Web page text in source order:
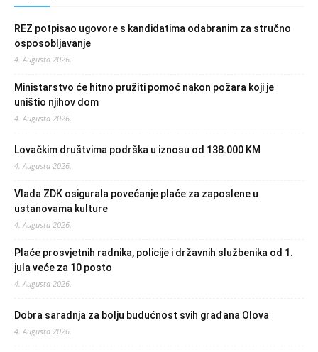
REZ potpisao ugovore s kandidatima odabranim za stručno
osposobljavanje
4. Augusta 2026.
Ministarstvo će hitno pružiti pomoć nakon požara koji je
uništio njihov dom
4. Augusta 2026.
Lovačkim društvima podrška u iznosu od 138.000 KM
4. Augusta 2026.
Vlada ZDK osigurala povećanje plaće za zaposlene u
ustanovama kulture
4. Augusta 2026.
Plaće prosvjetnih radnika, policije i državnih službenika od 1.
jula veće za 10 posto
4. Augusta 2026.
Dobra saradnja za bolju budućnost svih građana Olova
4. Augusta 2026.